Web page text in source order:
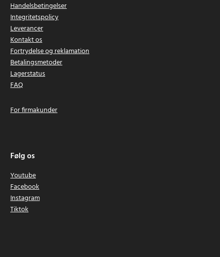
Handelsbetingelser
Integritetspolicy
Leverancer
Kontakt os
Fortrydelse og reklamation
Betalingsmetoder
Lagerstatus
FAQ
For firmakunder
Følg os
Youtube
Facebook
Instagram
Tiktok